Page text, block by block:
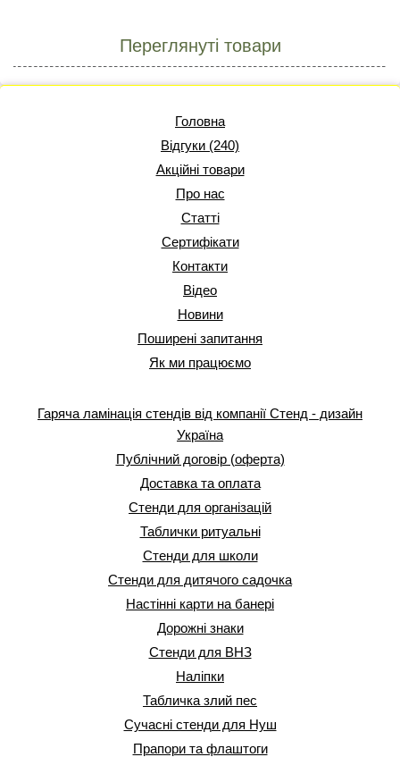
Переглянуті товари
Головна
Відгуки (240)
Акційні товари
Про нас
Статті
Сертифікати
Контакти
Відео
Новини
Поширені запитання
Як ми працюємо
Гаряча ламінація стендів від компанії Стенд - дизайн
Україна
Публічний договір (оферта)
Доставка та оплата
Стенди для організацій
Таблички ритуальні
Стенди для школи
Стенди для дитячого садочка
Настінні карти на банері
Дорожні знаки
Стенди для ВНЗ
Наліпки
Табличка злий пес
Сучасні стенди для Нуш
Прапори та флаштоги